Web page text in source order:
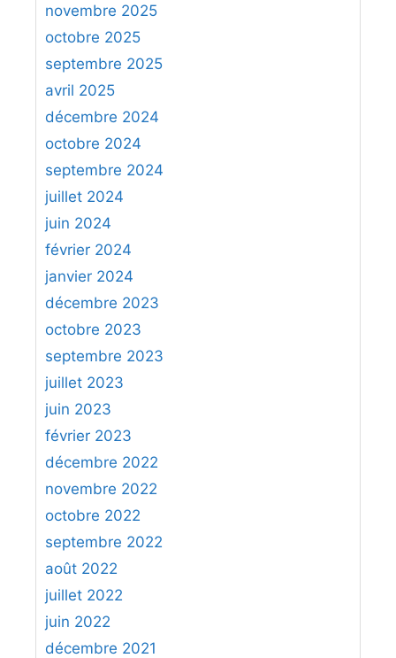
h
e
r
:
novembre 2025
octobre 2025
septembre 2025
avril 2025
décembre 2024
octobre 2024
septembre 2024
juillet 2024
juin 2024
février 2024
janvier 2024
décembre 2023
octobre 2023
septembre 2023
juillet 2023
juin 2023
février 2023
décembre 2022
novembre 2022
octobre 2022
septembre 2022
août 2022
juillet 2022
juin 2022
décembre 2021